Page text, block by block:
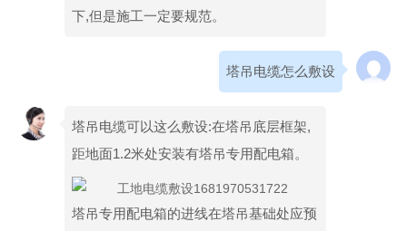
下,但是施工一定要规范。
塔吊电缆怎么敷设
塔吊电缆可以这么敷设:在塔吊底层框架,
距地面1.2米处安装有塔吊专用配电箱。
塔吊专用配电箱的进线在塔吊基础处应预